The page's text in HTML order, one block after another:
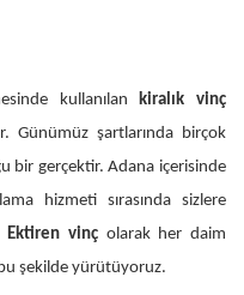
kullanılankiralık vinç
Günümüz şartlarında birçok
bir gerçektir. Adana içerisinde
hizmeti sırasında sizlere
Ektiren vinçolarak her daim
şekilde yürütüyoruz.